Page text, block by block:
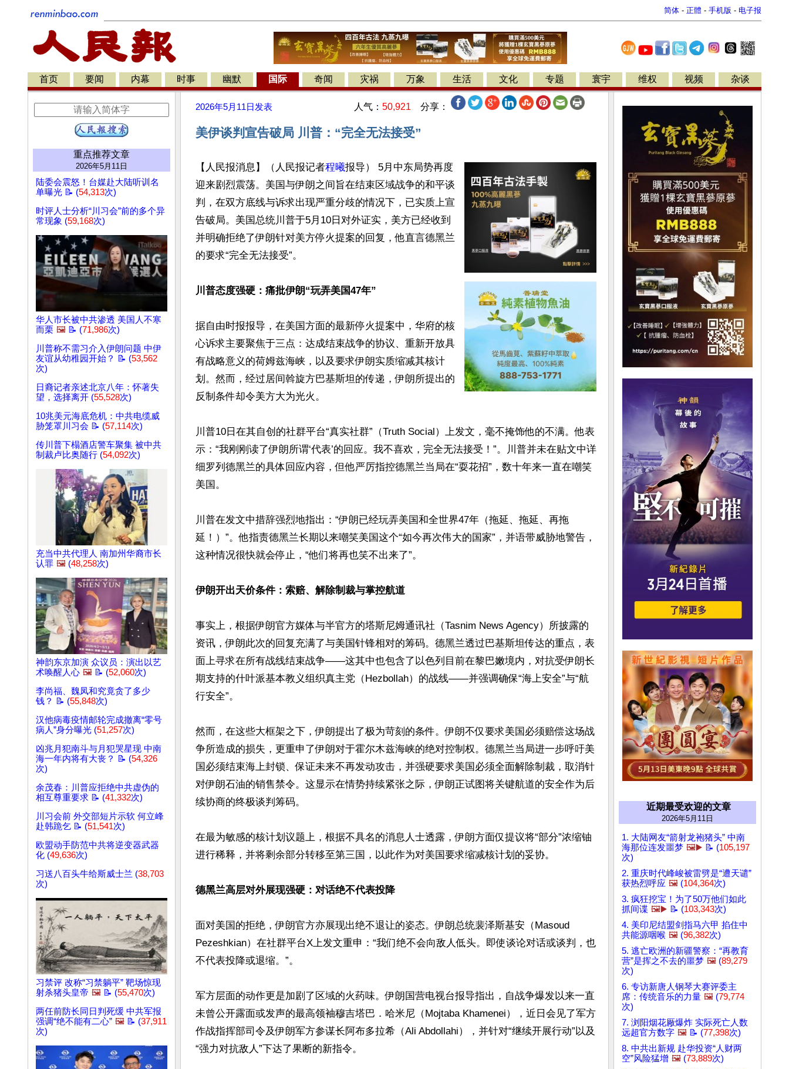
简体 - 正體 - 手机版 - 电子报
首页 要闻 内幕 时事 幽默 国际 奇闻 灾祸 万象 生活 文化 专题 寰宇 维权 视频 杂谈
重点推荐文章
2026年5月11日
陆委会震怒！台媒赴大陆听训名
单曝光 📝 (54,313次)
时评人士分析“川习会”前的多个异
常现象 (59,168次)
华人市长被中共渗透 美国人不寒
而栗 🖼️ 📝 (71,986次)
川普称不需习介入伊朗问题 中伊
友谊从幼稚园开始？ 📝 (53,562
次)
日裔记者亲述北京八年：怀著失
望，选择离开 (55,528次)
10兆美元海底危机：中共电缆威
胁笼罩川习会 📝 (57,114次)
传川普下榻酒店警车聚集 被中共
制裁卢比奥随行 (54,092次)
充当中共代理人 南加州华裔市长
认罪 🖼️ (48,258次)
神韵东京加演 众议员：演出以艺
术唤醒人心 🖼️ 📝 (52,060次)
李尚福、魏凤和究竟贪了多少
钱？ 📝 (55,848次)
汉他病毒疫情邮轮完成撤离“零号
病人”身分曝光 (51,257次)
凶兆月犯南斗与月犯哭星现 中南
海一年内将有大丧？ 📝 (54,326
次)
余茂春：川普应拒绝中共虚伪的
相互尊重要求 📝 (41,332次)
川习会前 外交部短片示软 何立峰
赴韩跪乞 📝 (51,541次)
欧盟动手防范中共将逆变器武器
化 (49,636次)
习送八百头牛给斯威士兰 (38,703
次)
习禁评 改称“习禁躺平” 靶场惊现
射杀猪头皇帝 🖼️ 📝 (55,470次)
两任前防长同日判死缓 中共军报
强调“绝不能有二心” 🖼️ 📝 (37,911
次)
2026年5月11日 发表 人气： 50,921 分享：
美伊谈判宣告破局 川普：“完全无法接受”
【人民报消息】（人民报记者程曦报导） 5月中东局势再度
迎来剧烈震荡。美国与伊朗之间旨在结束区域战争的和平谈
判，在双方底线与诉求出现严重分歧的情况下，已实质上宣
告破局。美国总统川普于5月10日对外证实，美方已经收到
并明确拒绝了伊朗针对美方停火提案的回复，他直言德黑兰
的要求“完全无法接受”。
川普态度强硬：痛批伊朗“玩弄美国47年”
据自由时报报导，在美国方面的最新停火提案中，华府的核
心诉求主要聚焦于三点：达成结束战争的协议、重新开放具
有战略意义的荷姆兹海峡，以及要求伊朗实质缩减其核计
划。然而，经过居间斡旋方巴基斯坦的传递，伊朗所提出的
反制条件却令美方大为光火。
川普10日在其自创的社群平台“真实社群”（Truth Social）上发文，毫不掩饰他的不满。他表
示：“我刚刚读了伊朗所谓‘代表’的回应。我不喜欢，完全无法接受！”。川普并未在贴文中详
细罗列德黑兰的具体回应内容，但他严厉指控德黑兰当局在“耍花招”，数十年来一直在嘲笑
美国。
川普在发文中措辞强烈地指出：“伊朗已经玩弄美国和全世界47年（拖延、拖延、再拖
延！）”。他指责德黑兰长期以来嘲笑美国这个“如今再次伟大的国家”，并语带威胁地警告，
这种情况很快就会停止，“他们将再也笑不出来了”。
伊朗开出天价条件：索赔、解除制裁与掌控航道
事实上，根据伊朗官方媒体与半官方的塔斯尼姆通讯社（Tasnim News Agency）所披露的
资讯，伊朗此次的回复充满了与美国针锋相对的筹码。德黑兰透过巴基斯坦传达的重点，表
面上寻求在所有战线结束战争——这其中也包含了以色列目前在黎巴嫩境内，对抗受伊朗长
期支持的什叶派基本教义组织真主党（Hezbollah）的战线——并强调确保“海上安全”与“航
行安全”。
然而，在这些大框架之下，伊朗提出了极为苛刻的条件。伊朗不仅要求美国必须赔偿这场战
争所造成的损失，更重申了伊朗对于霍尔木兹海峡的绝对控制权。德黑兰当局进一步呼吁美
国必须结束海上封锁、保证未来不再发动攻击，并强硬要求美国必须全面解除制裁，取消针
对伊朗石油的销售禁令。这显示在情势持续紧张之际，伊朗正试图将关键航道的安全作为后
续协商的终极谈判筹码。
在最为敏感的核计划议题上，根据不具名的消息人士透露，伊朗方面仅提议将“部分”浓缩铀
进行稀释，并将剩余部分转移至第三国，以此作为对美国要求缩减核计划的妥协。
德黑兰高层对外展现强硬：对话绝不代表投降
面对美国的拒绝，伊朗官方亦展现出绝不退让的姿态。伊朗总统裴泽斯基安（Masoud
Pezeshkian）在社群平台X上发文重申：“我们绝不会向敌人低头。即使谈论对话或谈判，也
不代表投降或退缩。”。
军方层面的动作更是加剧了区域的火药味。伊朗国营电视台报导指出，自战争爆发以来一直
未曾公开露面或发声的最高领袖穆吉塔巴．哈米尼（Mojtaba Khamenei），近日会见了军方
作战指挥部司令及伊朗军方参谋长阿布多拉希（Ali Abdollahi），并针对“继续开展行动”以及
“强力对抗敌人”下达了果断的新指令。
近期最受欢迎的文章
2026年5月11日
1. 大陆网友“箭射龙袍猪头” 中南
海那位连发噩梦 🖼️▶️ 📝 (105,197
次)
2. 重庆时代峰峻被雷劈是“遭天谴”
获热烈呼应 🖼️ (104,364次)
3. 疯狂挖宝！为了50万他们如此
抓间谍 🖼️▶️ 📝 (103,343次)
4. 美印尼结盟剑指马六甲 掐住中
共能源咽喉 🖼️ (96,382次)
5. 逃亡欧洲的新疆警察：“再教育
营”是挥之不去的噩梦 🖼️ (89,279
次)
6. 专访新唐人钢琴大赛评委主
席：传统音乐的力量 🖼️ (79,774
次)
7. 浏阳烟花厰爆炸 实际死亡人数
远超官方数字 🖼️ 📝 (77,398次)
8. 中共出新规 赴华投资“人财两
空”风险猛增 🖼️ (73,889次)